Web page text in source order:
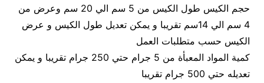
حجم الكيس طول الكيس من 5 سم الي 20 سم وعرض من
4 سم الي 14سم تقريبا و يمكن تعديل طول الكيس و عرض
الكيس حسب متطلبات العمل
كمية المواد المعبأة من 5 جرام حتي 250 جرام تقريبا و يمكن
تعديله حتي 500 جرام تقريبا